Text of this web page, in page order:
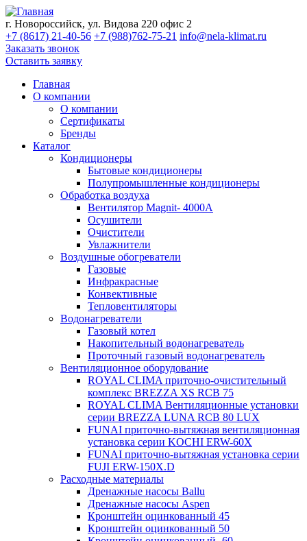
г. Новороссийск, ул. Видова 220 офис 2
+7 (8617) 21-40-56 +7 (988)762-75-21 info@nela-klimat.ru
Заказать звонок
Оставить заявку
Главная
О компании
О компании
Сертификаты
Бренды
Каталог
Кондиционеры
Бытовые кондиционеры
Полупромышленные кондиционеры
Обработка воздуха
Вентилятор Magnit- 4000A
Осушители
Очистители
Увлажнители
Воздушные обогреватели
Газовые
Инфракрасные
Конвективные
Тепловентиляторы
Водонагреватели
Газовый котел
Накопительный водонагреватель
Проточный газовый водонагреватель
Вентиляционное оборудование
ROYAL CLIMA приточно-очистительный
комплекс BREZZA XS RCB 75
ROYAL CLIMA Вентиляционные установки
серии BREZZA LUNA RCB 80 LUX
FUNAI приточно-вытяжная вентиляционная
установка серии KOCHI ERW-60X
FUNAI приточно-вытяжная установка серии
FUJI ERW-150X.D
Расходные материалы
Дренажные насосы Ballu
Дренажные насосы Aspen
Кронштейн оцинкованный 45
Кронштейн оцинкованный 50